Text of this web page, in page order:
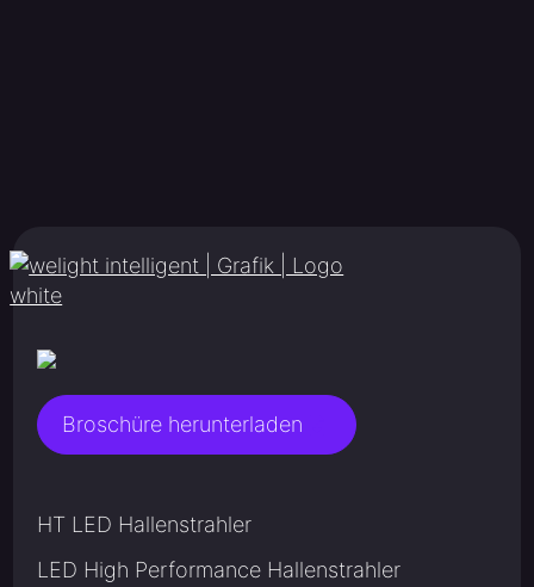
Broschüre herunterladen
HT LED Hallenstrahler
LED High Performance Hallenstrahler